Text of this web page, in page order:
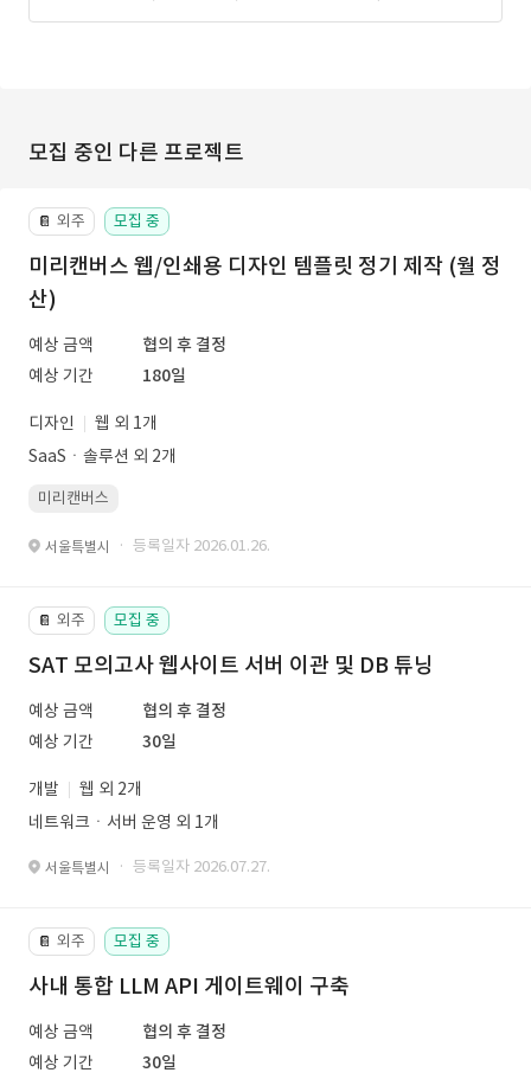
모집 중인 다른 프로젝트
📔 외주 모집 중
미리캔버스 웹/인쇄용 디자인 템플릿 정기 제작 (월 정
산)
예상 금액
협의 후 결정
예상 기간
180일
디자인
웹 외 1개
SaaSㆍ솔루션 외 2개
미리캔버스
서울특별시 · 등록일자 2026.01.26.
📔 외주 모집 중
SAT 모의고사 웹사이트 서버 이관 및 DB 튜닝
예상 금액
협의 후 결정
예상 기간
30일
개발
웹 외 2개
네트워크ㆍ서버 운영 외 1개
서울특별시 · 등록일자 2026.07.27.
📔 외주 모집 중
사내 통합 LLM API 게이트웨이 구축
예상 금액
협의 후 결정
예상 기간
30일